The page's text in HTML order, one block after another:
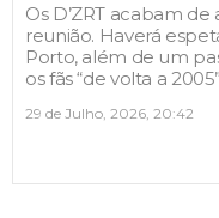
Os D’ZRT acabam
reunião. Haverá
Porto, além de um
os fãs “de volta a
29 de Julho, 2026, 20:42